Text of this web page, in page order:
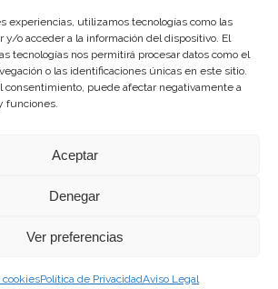
experiencias, utilizamos tecnologías como las
y/o acceder a la información del dispositivo. El
tecnologías nos permitirá procesar datos como el
o las identificaciones únicas en este sitio.
consentimiento, puede afectar negativamente a
funciones.
Aceptar
Denegar
Ver preferencias
cookiesPolítica de PrivacidadAviso Legal
realizada por este Consejo Regulador es financiada,
del presupuesto de gastos del Instituto Canario de
Calidad Agroalimentaria